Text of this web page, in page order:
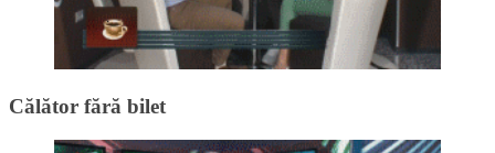
Călător fără bilet